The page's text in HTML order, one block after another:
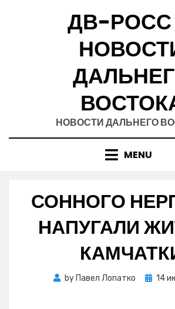
ДВ-
НОВОСТИ ДАЛЬНЕГО
MENU
СОННОГО
НАПУГАЛИ
by Павел Лопатко
Posted
14